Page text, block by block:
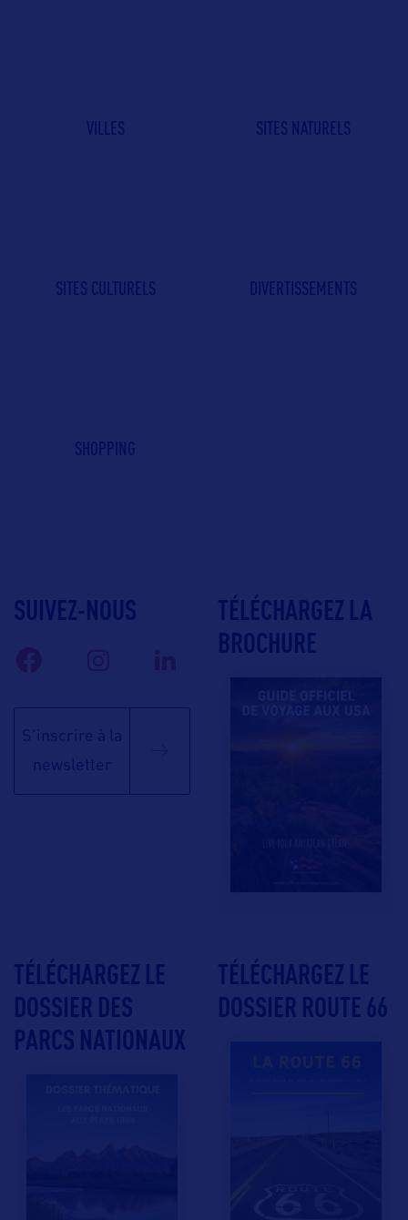
VILLES SITES NATURELS
SITES CULTURELS DIVERTISSEMENTS
SHOPPING
SUIVEZ-NOUS
S'inscrire à la
newsletter
TÉLÉCHARGEZ LA
BROCHURE
TÉLÉCHARGEZ LE
DOSSIER DES
PARCS NATIONAUX
TÉLÉCHARGEZ LE
DOSSIER ROUTE 66